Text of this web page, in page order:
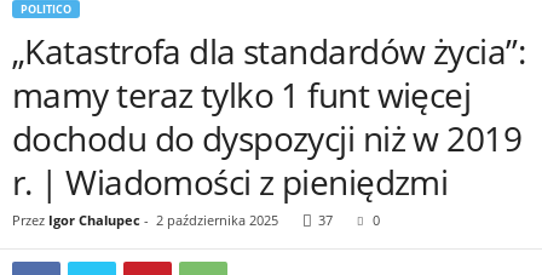
POLITICO
„Katastrofa dla standardów życia”:
mamy teraz tylko 1 funt więcej
dochodu do dyspozycji niż w 2019
r. | Wiadomości z pieniędzmi
Przez Igor Chalupec - 2 października 2025 37 0